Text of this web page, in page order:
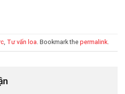
Tư vấn loa . Bookmark the permalink